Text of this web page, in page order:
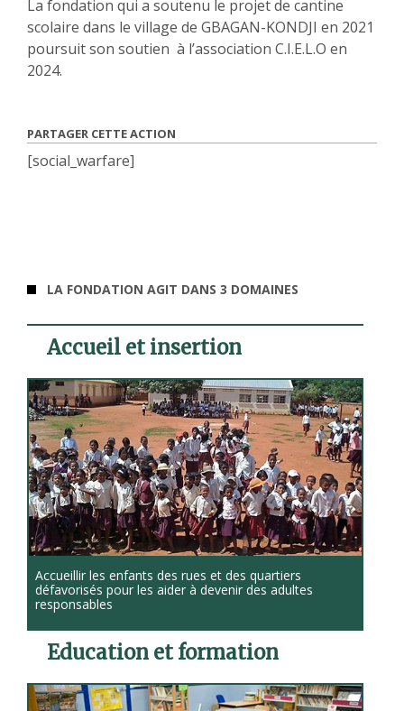
PARTAGER CETTE ACTION
[social_warfare]
La fondation qui a soutenu le projet de cantine
scolaire dans le village de GBAGAN-KONDJI en 2021
poursuit son soutien à l’association C.I.E.L.O en
2024.
LA FONDATION AGIT DANS 3 DOMAINES
Accueil et insertion
Accueillir les enfants des rues et des quartiers
défavorisés pour les aider à devenir des adultes
responsables
Education et formation